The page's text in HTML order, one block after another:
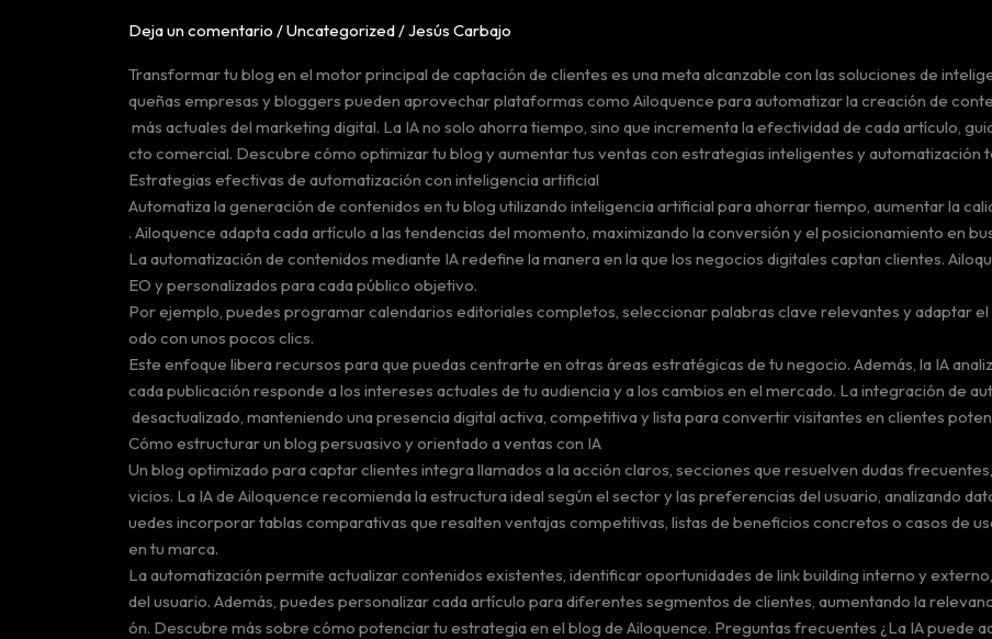
Deja un comentario /Uncategorized /Jesús Carbajo
Transformar tu blog en el motor principal de captación de clientes es una meta alcanzable con las soluciones de
queñas empresas y bloggers pueden aprovechar plataformas como Ailoquence para automatizar la creación de
más actuales del marketing digital. La IA no solo ahorra tiempo, sino que incrementa la efectividad de cada artículo,
cto comercial. Descubre cómo optimizar tu blog y aumentar tus ventas con estrategias inteligentes y automatización
Estrategias efectivas de automatización con inteligencia artificial
Automatiza la generación de contenidos en tu blog utilizando inteligencia artificial para ahorrar tiempo, aumentar la
. Ailoquence adapta cada artículo a las tendencias del momento, maximizando la conversión y el posicionamiento en
La automatización de contenidos mediante IA redefine la manera en la que los negocios digitales captan clientes.
EO y personalizados para cada público objetivo.
Por ejemplo, puedes programar calendarios editoriales completos, seleccionar palabras clave relevantes y adaptar
odo con unos pocos clics.
Este enfoque libera recursos para que puedas centrarte en otras áreas estratégicas de tu negocio. Además, la IA
cada publicación responde a los intereses actuales de tu audiencia y a los cambios en el mercado. La integración de
desactualizado, manteniendo una presencia digital activa, competitiva y lista para convertir visitantes en clientes
Cómo estructurar un blog persuasivo y orientado a ventas con IA
Un blog optimizado para captar clientes integra llamados a la acción claros, secciones que resuelven dudas
vicios. La IA de Ailoquence recomienda la estructura ideal según el sector y las preferencias del usuario, analizando
uedes incorporar tablas comparativas que resalten ventajas competitivas, listas de beneficios concretos o casos de
en tu marca.
La automatización permite actualizar contenidos existentes, identificar oportunidades de link building interno y
del usuario. Además, puedes personalizar cada artículo para diferentes segmentos de clientes, aumentando la
ón. Descubre más sobre cómo potenciar tu estrategia en el blog de Ailoquence. Preguntas frecuentes ¿La IA puede